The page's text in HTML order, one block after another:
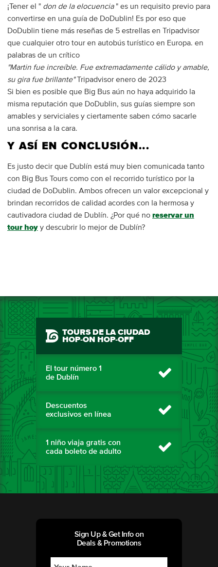
¡Tener el " don de la elocuencia" es un requisito previo para
convertirse en una guía de DoDublin! Es por eso que
DoDublin tiene más reseñas de 5 estrellas en Tripadvisor
que cualquier otro tour en autobús turístico en Europa. en
palabras de un crítico
"Martin fue increíble. Fue extremadamente cálido y amable,
su gira fue brillante"Tripadvisor enero de 2023
Si bien es posible que Big Bus aún no haya adquirido la
misma reputación que DoDublin, sus guías siempre son
amables y serviciales y ciertamente saben cómo sacarle
una sonrisa a la cara.
Y ASÍ EN CONCLUSIÓN...
Es justo decir que Dublín está muy bien comunicada tanto
con Big Bus Tours como con el recorrido turístico por la
ciudad de DoDublin. Ambos ofrecen un valor excepcional y
brindan recorridos de calidad acordes con la hermosa y
cautivadora ciudad de Dublín. ¿Por qué no reservar un
tour hoy y descubrir lo mejor de Dublín?
TOURS DE LA CIUDAD
HOP-ON HOP-OFF
El tour número 1
de Dublín
Descuentos
exclusivos en línea
1 niño viaja gratis con
cada boleto de adulto
Sign Up & Get Info on
Deals & Promotions